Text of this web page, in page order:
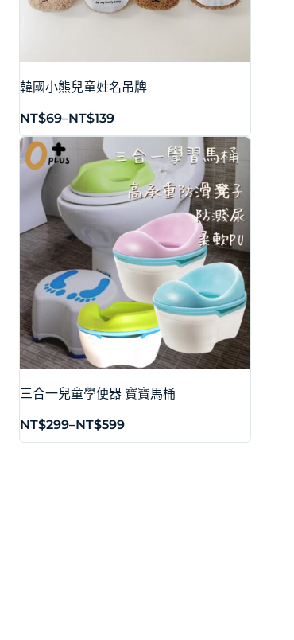
韓國小熊兒童姓名吊牌
NT$69–NT$139
三合一兒童學便器 寶寶馬桶
NT$299–NT$599